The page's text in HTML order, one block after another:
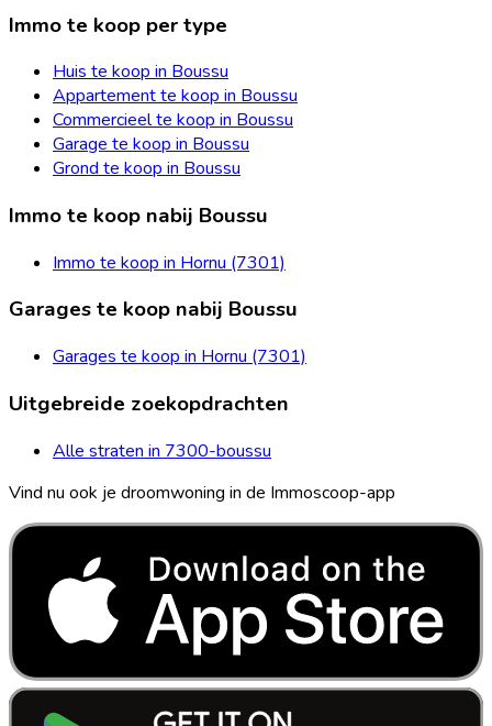
Immo te koop per type
Huis te koop in Boussu
Appartement te koop in Boussu
Commercieel te koop in Boussu
Garage te koop in Boussu
Grond te koop in Boussu
Immo te koop nabij Boussu
Immo te koop in Hornu (7301)
Garages te koop nabij Boussu
Garages te koop in Hornu (7301)
Uitgebreide zoekopdrachten
Alle straten in 7300-boussu
Vind nu ook je droomwoning in de Immoscoop-app